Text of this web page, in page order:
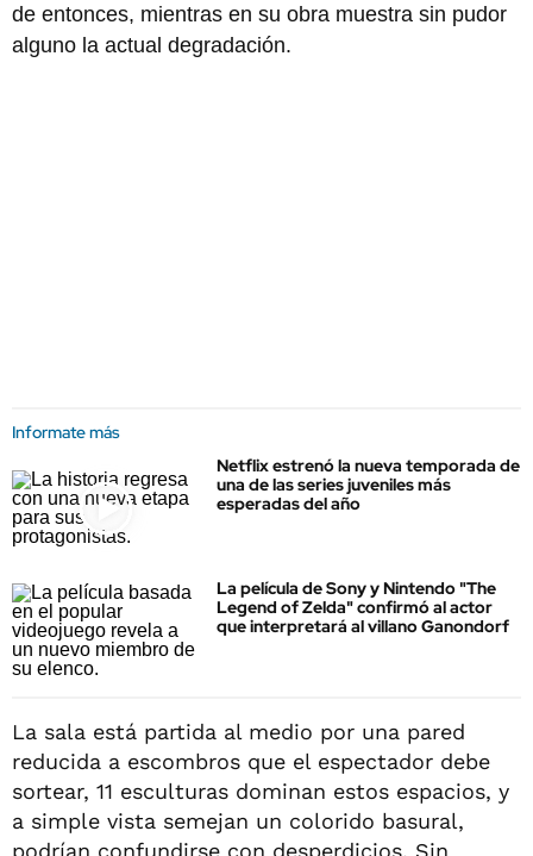
de entonces, mientras en su obra muestra sin pudor
alguno la actual degradación.
Informate más
Netflix estrenó la nueva temporada de
una de las series juveniles más
esperadas del año
La película de Sony y Nintendo "The
Legend of Zelda" confirmó al actor
que interpretará al villano Ganondorf
La sala está partida al medio por una pared
reducida a escombros que el espectador debe
sortear, 11 esculturas dominan estos espacios, y
a simple vista semejan un colorido basural,
podrían confundirse con desperdicios. Sin